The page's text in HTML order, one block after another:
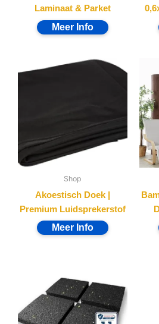
Laminaat & Parket
Shop
Akoestisch Doek |
Premium Luidsprekerstof